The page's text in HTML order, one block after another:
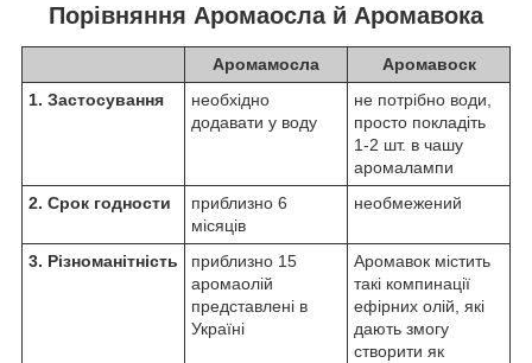
Порівняння Аромаосла й Аромавока
Аромамосла
Аромавоск
1. Застосування
необхідно
додавати у воду
не потрібно води,
просто покладіть
1-2 шт. в чашу
аромалампи
2. Срок годности
приблизно 6
місяців
необмежений
3. Різноманітність
приблизно 15
аромаолій
представлені в
Україні
Аромавок містить
такі компинації
ефірних олій, які
дають змогу
створити як